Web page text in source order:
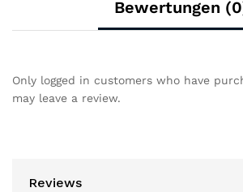
Bewertungen
Only logged in customers who have
may leave a review.
Reviews